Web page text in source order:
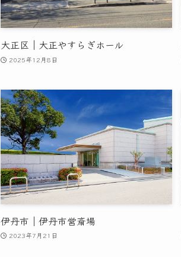
大正区｜大正やすらぎホール
2025年12月8日
伊丹市｜伊丹市営斎場
2023年7月21日